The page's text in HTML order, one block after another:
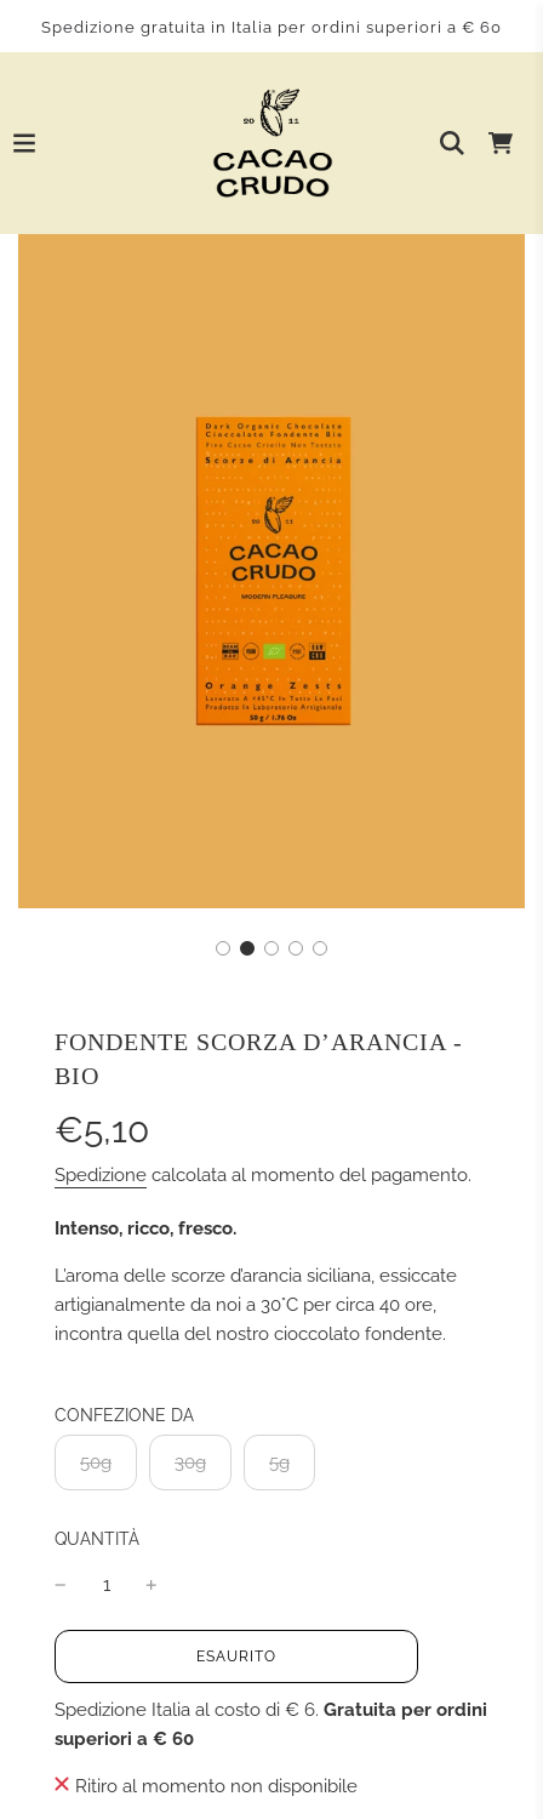
Spedizione gratuita in Italia per ordini superiori a € 60
FONDENTE SCORZA D’ARANCIA -
BIO
Prezzo
di
vendita
Prezzo
regolare
€5,10
Spedizione calcolata al momento del pagamento.
Intenso, ricco, fresco.
L’aroma delle scorze d’arancia siciliana, essiccate
artigianalmente da noi a 30°C per circa 40 ore,
incontra quella del nostro cioccolato fondente.
CONFEZIONE DA
50g 30g 5g
QUANTITÀ
C
I
ESAURITO
Spedizione Italia al costo di € 6. Gratuita per ordini
superiori a € 60
Ritiro al momento non disponibile